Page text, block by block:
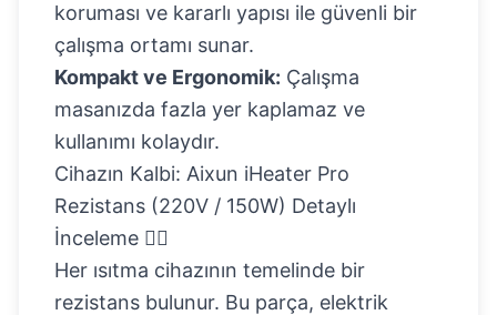
koruması ve kararlı yapısı ile güvenli bir
çalışma ortamı sunar.
Kompakt ve Ergonomik: Çalışma
masanızda fazla yer kaplamaz ve
kullanımı kolaydır.
Cihazın Kalbi: Aixun iHeater Pro
Rezistans (220V / 150W) Detaylı
İnceleme ❤️‍🔥
Her ısıtma cihazının temelinde bir
rezistans bulunur. Bu parça, elektrik